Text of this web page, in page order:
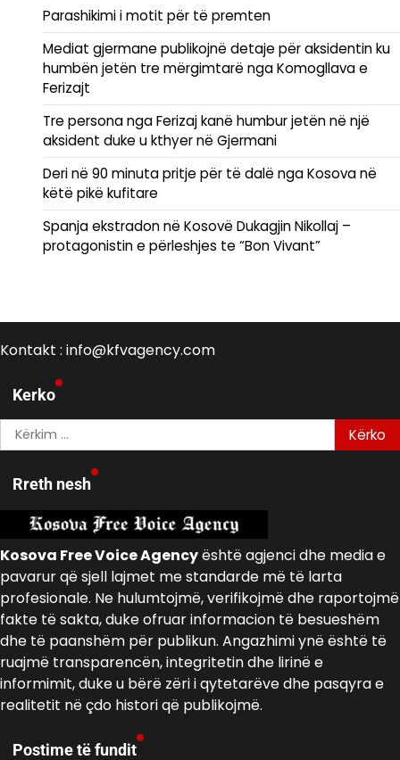
Parashikimi i motit për të premten
Mediat gjermane publikojnë detaje për aksidentin ku
humbën jetën tre mërgimtarë nga Komogllava e
Ferizajt
Tre persona nga Ferizaj kanë humbur jetën në një
aksident duke u kthyer në Gjermani
Deri në 90 minuta pritje për të dalë nga Kosova në
këtë pikë kufitare
Spanja ekstradon në Kosovë Dukagjin Nikollaj –
protagonistin e përleshjes te “Bon Vivant”
Kontakt : info@kfvagency.com
Kerko
Kërko
për:
Rreth nesh
Kosova Free Voice Agencyështë agjenci dhe media e
pavarur që sjell lajmet me standarde më të larta
profesionale. Ne hulumtojmë, verifikojmë dhe raportojmë
fakte të sakta, duke ofruar informacion të besueshëm
dhe të paanshëm për publikun. Angazhimi ynë është të
ruajmë transparencën, integritetin dhe lirinë e
informimit, duke u bërë zëri i qytetarëve dhe pasqyra e
realitetit në çdo histori që publikojmë.
Postime të fundit